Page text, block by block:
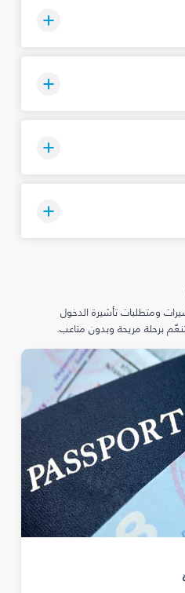
ومتطلبات تأشيرة الدخول
برحلة مريحة وبدون متاعب.